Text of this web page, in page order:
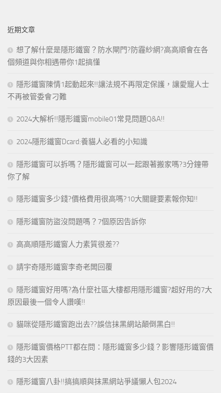
近期文章
想了解什麼是隱形鐵窗？防水閘門?防霾紗網?高高順會在各
個頻道與你相遇帶你1起搞懂
隱形鐵窗陳情1起動起來!!讓法規不再限定保護，讓愛寵人士
不再被管委會刁難
2024大解析!!隱形鐵窗mobile01常見問題Q&A!!
2024隱形鐵窗Dcard:養貓人必看的小知識
隱形鐵窗可以拆嗎？隱形鐵窗可以一起跟著搬家嗎?3分鐘帶
你了解
隱形鐵窗多少錢?價格費用很高嗎?10大關鍵要素報你知!!
隱形鐵窗防盜沒問題嗎？7個原因告訴你
高高順隱形鐵窗人力素質很差??
請宇奇隱形鐵窗李奇老闆回覆
隱形鐵窗好用嗎?為什麼社區大樓都用隱形鐵窗?超好用的7大
原因最後一個令人讚嘆!!
貓咪從隱形鐵窗跑出去??誤信抹黑網站顛倒黑白!!
隱形鐵窗價格PTT都在問：隱形鐵窗多少錢？影響隱形鐵窗價
錢的3大因素
隱形鐵窗八卦!!搞搞順與抹黑網站爭議懶人包2024